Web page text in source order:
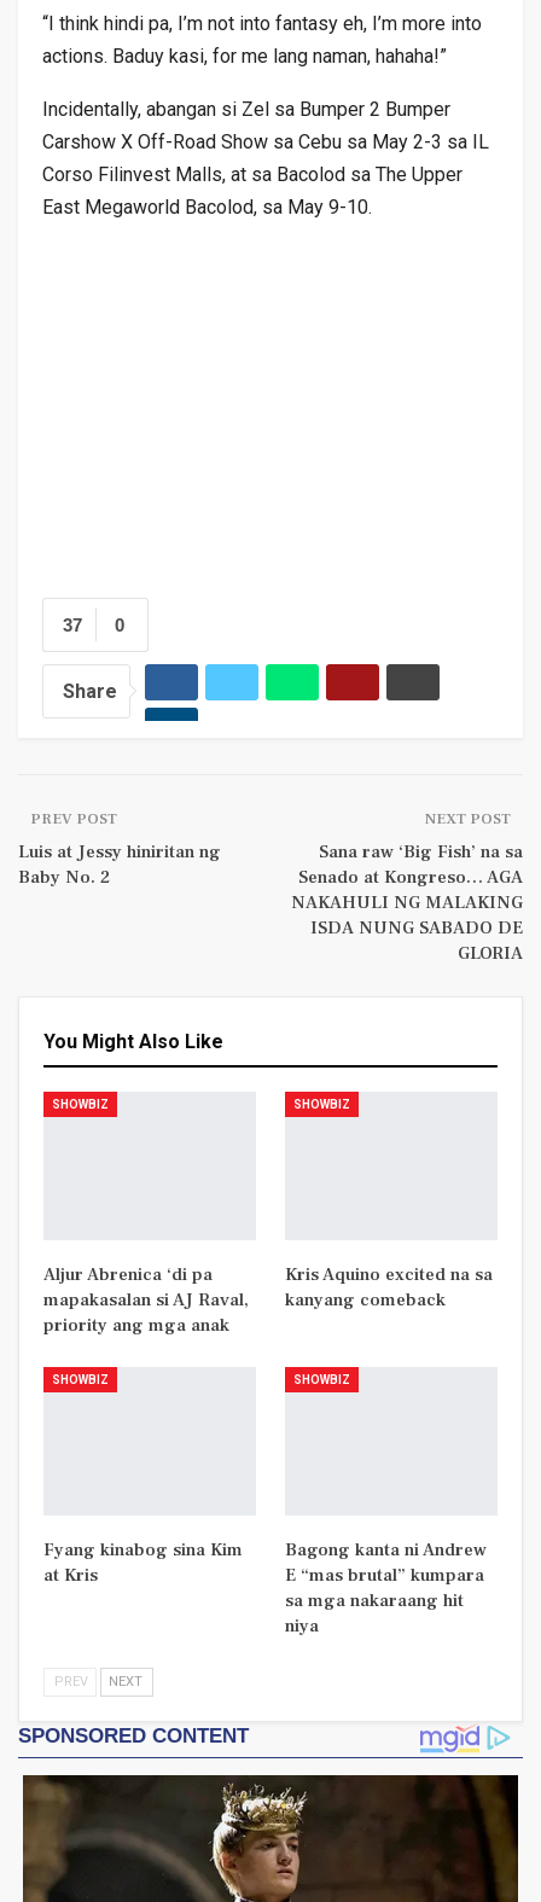
“I think hindi pa, I’m not into fantasy eh, I’m more into
actions. Baduy kasi, for me lang naman, hahaha!”
Incidentally, abangan si Zel sa Bumper 2 Bumper
Carshow X Off-Road Show sa Cebu sa May 2-3 sa IL
Corso Filinvest Malls, at sa Bacolod sa The Upper
East Megaworld Bacolod, sa May 9-10.
0
37
Share
PREV POST
Luis at Jessy hiniritan ng
Baby No. 2
NEXT POST
Sana raw ‘Big Fish’ na sa
Senado at Kongreso… AGA
NAKAHULI NG MALAKING
ISDA NUNG SABADO DE
GLORIA
You Might Also Like
SHOWBIZ
Aljur Abrenica ‘di pa
mapakasalan si AJ Raval,
priority ang mga anak
SHOWBIZ
Kris Aquino excited na sa
kanyang comeback
SHOWBIZ
Fyang kinabog sina Kim
at Kris
SHOWBIZ
Bagong kanta ni Andrew
E “mas brutal” kumpara
sa mga nakaraang hit
niya
PREV NEXT